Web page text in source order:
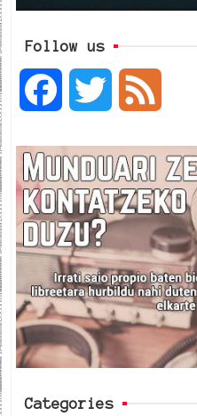
Follow us
c
e
b
o
o
i
t
t
e
e
d
Categories